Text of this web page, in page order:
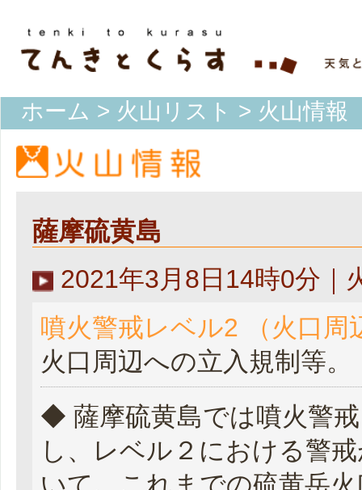
ホーム > 火山リスト > 火山情報
薩摩硫黄島
2021年3月8日14時0分｜
噴火警戒レベル2 （火口周
火口周辺への立入規制等。
◆ 薩摩硫黄島では噴火警
し、レベル２における警